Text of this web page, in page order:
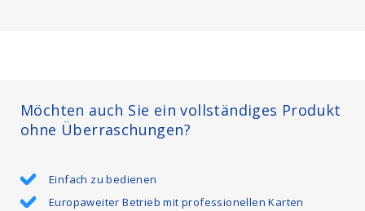
Möchten auch Sie ein vollständiges Produkt
ohne Überraschungen?
Einfach zu bedienen
Europaweiter Betrieb mit professionellen Karten